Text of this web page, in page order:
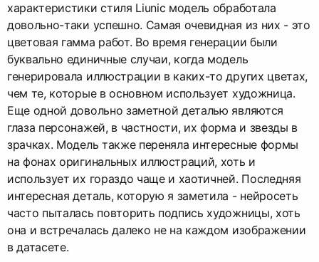
характеристики стиля Liunic модель обработала
довольно-таки успешно. Самая очевидная из них - это
цветовая гамма работ. Во время генерации были
буквально единичные случаи, когда модель
генерировала иллюстрации в каких-то других цветах,
чем те, которые в основном использует художница.
Еще одной довольно заметной деталью являются
глаза персонажей, в частности, их форма и звезды в
зрачках. Модель также переняла интересные формы
на фонах оригинальных иллюстраций, хоть и
использует их гораздо чаще и хаотичней. Последняя
интересная деталь, которую я заметила - нейросеть
часто пыталась повторить подпись художницы, хоть
она и встречалась далеко не на каждом изображении
в датасете.